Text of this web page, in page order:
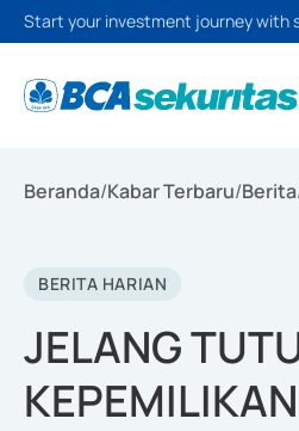
Start your investment journey with
Beranda/Kabar Terbaru/Berita
BERITA HARIAN
JELANG